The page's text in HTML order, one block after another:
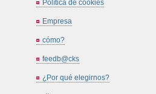
Política de cookies
Empresa
cómo?
feedb@cks
¿Por qué elegirnos?